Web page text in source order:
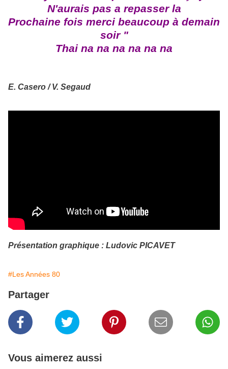
N'aurais pas a repasser la
Prochaine fois merci beaucoup à demain
soir "
Thai na na na na na na
E. Casero / V. Segaud
Présentation graphique : Ludovic PICAVET
#Les Années 80
Partager
Vous aimerez aussi